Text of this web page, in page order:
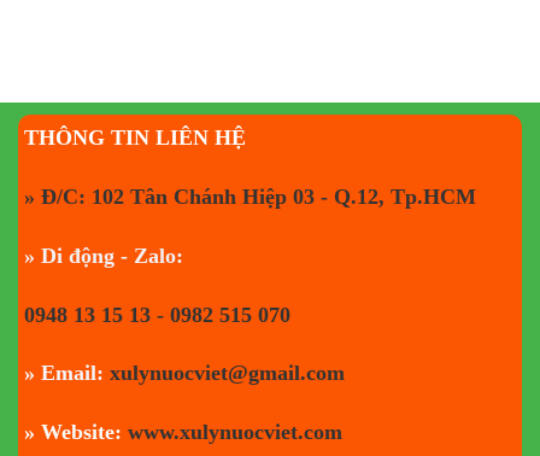
THÔNG TIN LIÊN HỆ
» Đ/C: 102 Tân Chánh Hiệp 03 - Q.12, Tp.HCM
» Di động - Zalo:
0948 13 15 13 - 0982 515 070
» Email: xulynuocviet@gmail.com
» Website: www.xulynuocviet.com